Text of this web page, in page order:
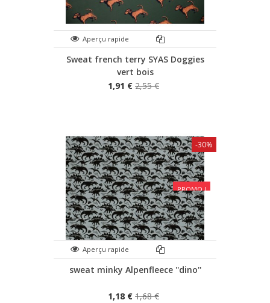
Aperçu rapide
Sweat french terry SYAS Doggies
vert bois
1,91 € 2,55 €
PROMO !
Aperçu rapide
sweat minky Alpenfleece ''dino''
1,18 € 1,68 €
-30%